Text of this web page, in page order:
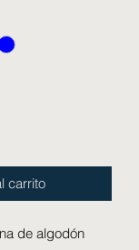
carrito
de algodón